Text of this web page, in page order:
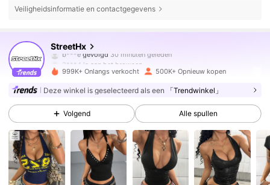
Veiligheidsinformatie en contactgegevens
StreetHx
b***egevolgd
3***4 is aan het browsen
4.79
519K Volgers
4.79 519K Volgers
4.79 519K Volgers
999K+ Onlangs verkocht 500K+ Opnieuw kopen
Deze winkel is geselecteerd als een 「Trendwinkel」
Volgend Alle spullen